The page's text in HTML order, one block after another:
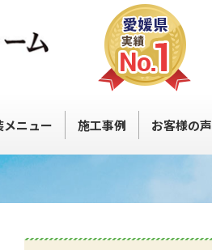
メニュー 施工事例 お客様の声